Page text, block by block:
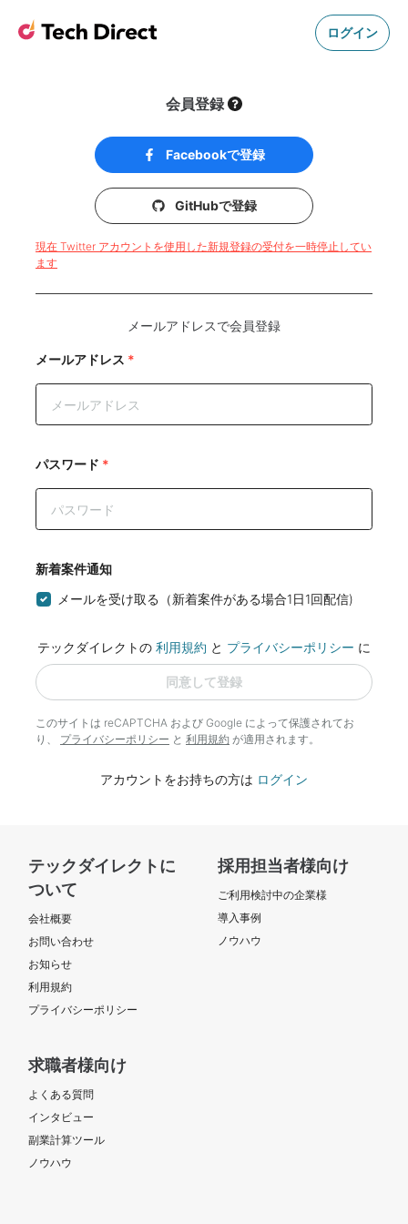
ログイン
会員登録
Facebookで登録
GitHubで登録
現在 Twitter アカウントを使用した新規登録の受付を一時停止してい
ます
メールアドレスで会員登録
メールアドレス *
パスワード *
新着案件通知
メールを受け取る（新着案件がある場合1日1回配信)
テックダイレクトの 利用規約 と プライバシーポリシー に
同意して登録
このサイトは reCAPTCHA および Google によって保護されてお
り、 プライバシーポリシー と 利用規約 が適用されます。
アカウントをお持ちの方は ログイン
テックダイレクトに
ついて
会社概要
お問い合わせ
お知らせ
利用規約
プライバシーポリシー
採用担当者様向け
ご利用検討中の企業様
導入事例
ノウハウ
求職者様向け
よくある質問
インタビュー
副業計算ツール
ノウハウ